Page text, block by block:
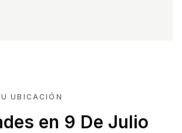
UBICACIÓN
en 9 De Julio